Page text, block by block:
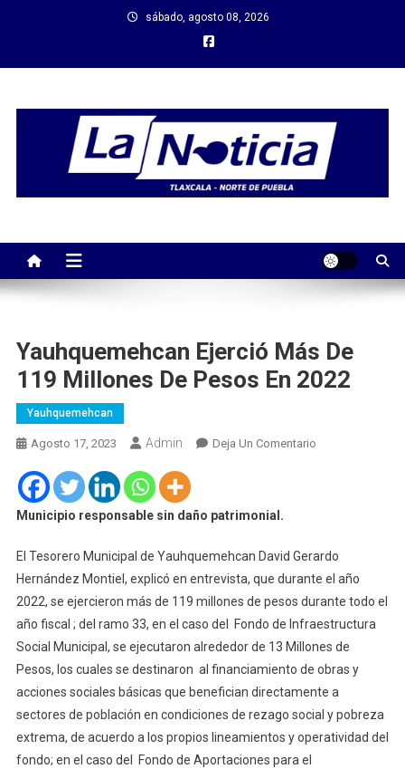
sábado, agosto 08, 2026
Yauhquemehcan Ejerció Más De
119 Millones De Pesos En 2022
Yauhquemehcan
Agosto 17, 2023 Admin Deja Un ComentarioEn
Pesos
En
2022
Municipio responsable sin daño patrimonial.
El Tesorero Municipal de Yauhquemehcan David Gerardo
Hernández Montiel, explicó en entrevista, que durante el año
2022, se ejercieron más de 119 millones de pesos durante todo el
año fiscal ; del ramo 33, en el caso del Fondo de Infraestructura
Social Municipal, se ejecutaron alrededor de 13 Millones de
Pesos, los cuales se destinaron al financiamiento de obras y
acciones sociales básicas que benefician directamente a
sectores de población en condiciones de rezago social y pobreza
extrema, de acuerdo a los propios lineamientos y operatividad del
fondo; en el caso del Fondo de Aportaciones para el